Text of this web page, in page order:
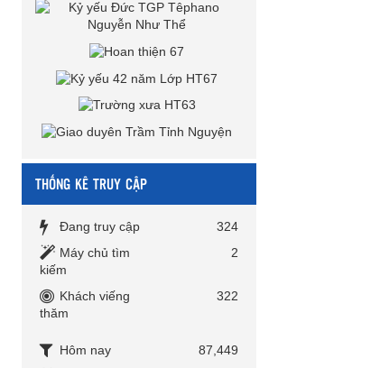
THỐNG KÊ TRUY CẬP
Đang truy cập
324
Máy chủ tìm
kiếm
2
Khách viếng
thăm
322
Hôm nay
87,449